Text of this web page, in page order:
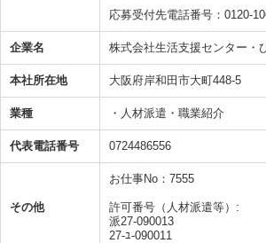
応募受付先電話番号：0120-
企業名 株式会社生活支援センター・
本社所在地 大阪府岸和田市大町448-5
業種 ・人材派遣・職業紹介
代表電話番号 0724486556
その他
お仕事No：7555
許可番号（人材派遣等）:
派27-090013
27-ﾕ-090011